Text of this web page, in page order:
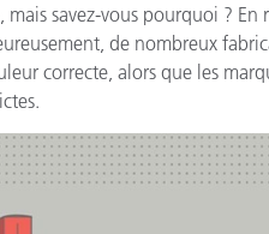
Fabricants de Produits
Cosmétiques
savez-vous pourquoi ?
de nombreux
correcte, alors que les